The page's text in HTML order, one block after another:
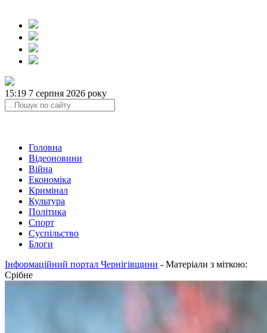
15:19 7 серпня 2026 року
Головна
Відеоновини
Війна
Економіка
Кримінал
Культура
Політика
Спорт
Суспільство
Блоги
Інформаційний портал Чернігівщини - Матеріали з міткою:
Срібне